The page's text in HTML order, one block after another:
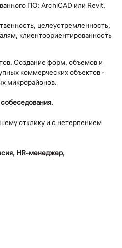
ПО: ArchiCAD или Revit,
целеустремленность,
клиентоориентированность
Создание форм, объемов и
коммерческих объектов -
микрорайонов.
отклику и с нетерпением
HR-менеджер,